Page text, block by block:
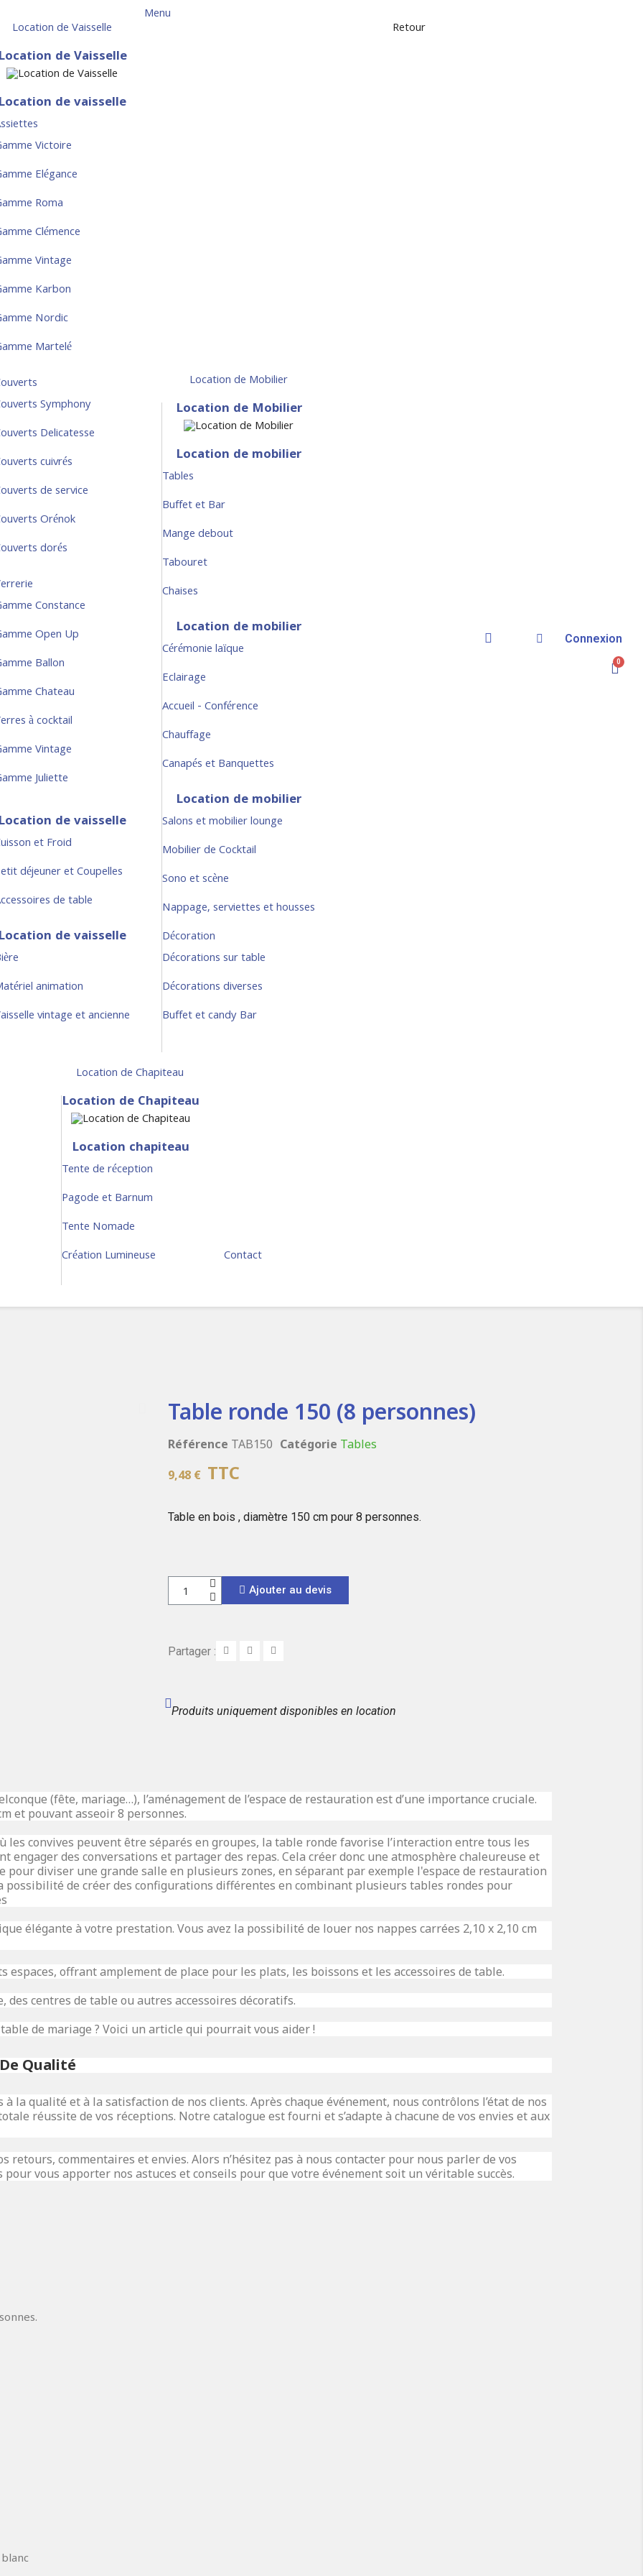
Menu
Retour
Location de Vaisselle
de Vaisselle
de vaisselle
Victoire
Elégance
Roma
Clémence
Vintage
Karbon
Nordic
Martelé
Symphony
Delicatesse
cuivrés
de service
Orénok
dorés
Constance
Open Up
Ballon
Chateau
à cocktail
Vintage
Juliette
de vaisselle
et Froid
déjeuner et Coupelles
de table
de vaisselle
animation
vintage et ancienne
Location de Mobilier
Location de Mobilier
Location de mobilier
Tables
Buffet et Bar
Mange debout
Tabouret
Chaises
Location de mobilier
Cérémonie laïque
Eclairage
Accueil - Conférence
Chauffage
Canapés et Banquettes
Location de mobilier
Salons et mobilier lounge
Mobilier de Cocktail
Sono et scène
Nappage, serviettes et housses
Décoration
Décorations sur table
Décorations diverses
Buffet et candy Bar
Location de Chapiteau
Location de Chapiteau
Location chapiteau
Tente de réception
Pagode et Barnum
Tente Nomade
Création Lumineuse
Contact
Connexion
Table ronde 150 (8 personnes)
Référence TAB150 Catégorie Tables
9,48 € TTC
Table en bois , diamètre 150 cm pour 8 personnes.
Ajouter au devis
Partager :
Produits uniquement disponibles en location
(fête, mariage…), l’aménagement de l’espace de restauration est d’une importance cruciale.
et pouvant asseoir 8 personnes.
convives peuvent être séparés en groupes, la table ronde favorise l’interaction entre tous les
des conversations et partager des repas. Cela créer donc une atmosphère chaleureuse et
diviser une grande salle en plusieurs zones, en séparant par exemple l'espace de restauration
possibilité de créer des configurations différentes en combinant plusieurs tables rondes pour
élégante à votre prestation. Vous avez la possibilité de louer nos nappes carrées 2,10 x 2,10 cm
espaces, offrant amplement de place pour les plats, les boissons et les accessoires de table.
des centres de table ou autres accessoires décoratifs.
de mariage ? Voici un article qui pourrait vous aider !
Qualité
à la qualité et à la satisfaction de nos clients. Après chaque événement, nous contrôlons l’état de nos
réussite de vos réceptions. Notre catalogue est fourni et s’adapte à chacune de vos envies et aux
retours, commentaires et envies. Alors n’hésitez pas à nous contacter pour nous parler de vos
vous apporter nos astuces et conseils pour que votre événement soit un véritable succès.